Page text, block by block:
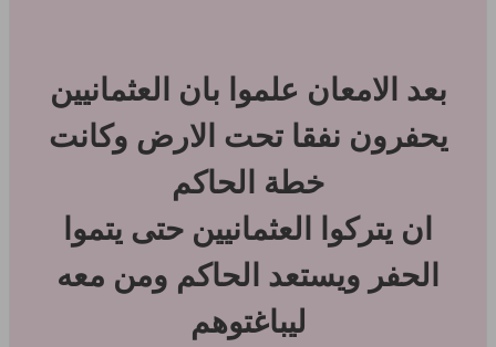
بعد الامعان علموا بان العثمانيين
يحفرون نفقا تحت الارض وكانت
خطة الحاكم
ان يتركوا العثمانيين حتى يتموا
الحفر ويستعد الحاكم ومن معه
ليباغتوهم